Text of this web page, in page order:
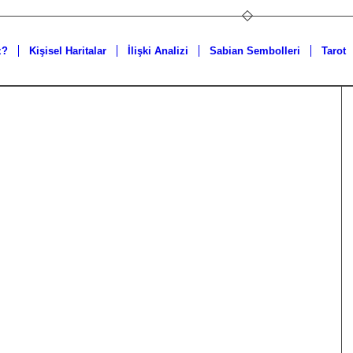
Kişisel Haritalar İlişki Analizi Sabian Sembolleri Tarot